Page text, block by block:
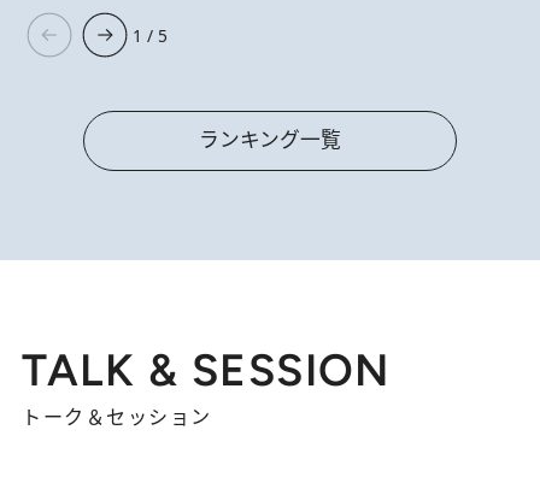
1 / 5
ランキング一覧
TALK & SESSION
トーク＆セッション